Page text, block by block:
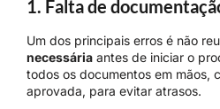
1. Falta de
Um dos principais erros é não
necessária antes de iniciar o
todos os documentos em mãos,
aprovada, para evitar atrasos.